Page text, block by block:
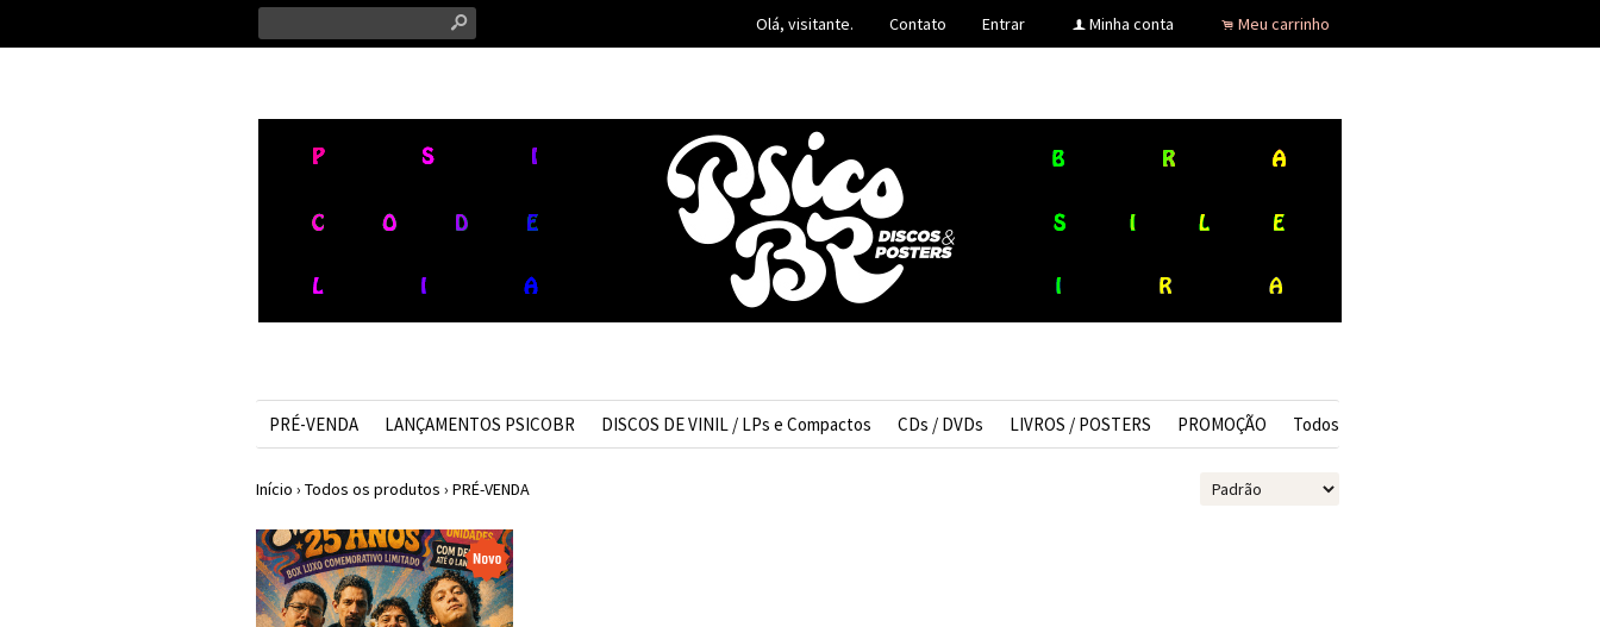
s Olá, visitante. Contato Entrar f Minha conta . Meu carrinho
PRÉ-VENDA LANÇAMENTOS PSICOBR DISCOS DE VINIL / LPs e Compactos CDs / DVDs LIVROS / POSTERS PROMOÇÃO Todos
Início › Todos os produtos › PRÉ-VENDA